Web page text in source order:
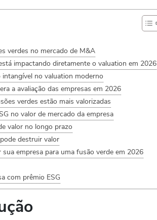
verdes no mercado de M&A
impactando diretamente o valuation em 2026
intangível no valuation moderno
a avaliação das empresas em 2026
verdes estão mais valorizadas
no valor de mercado da empresa
valor no longo prazo
destruir valor
sua empresa para uma fusão verde em 2026
com prêmio ESG